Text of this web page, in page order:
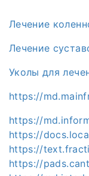
Лечение
Лечение
Уколы для
https://
https://
https://
https://
https://